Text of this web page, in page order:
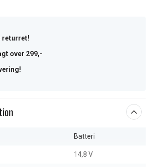
returret!
over 299,-
Batteri
14,8 V